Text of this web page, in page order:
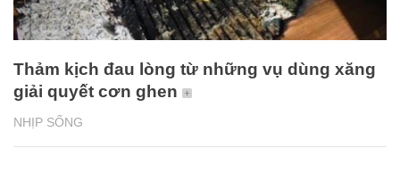
NHỊP SỐNG
Thảm kịch đau lòng từ những vụ dùng xăng
giải quyết cơn ghen